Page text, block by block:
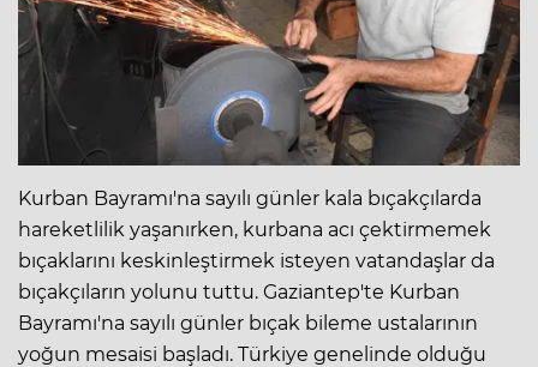
Kurban Bayramı'na sayılı günler kala bıçakçılarda
hareketlilik yaşanırken, kurbana acı çektirmemek
bıçaklarını keskinleştirmek isteyen vatandaşlar da
bıçakçıların yolunu tuttu. Gaziantep'te Kurban
Bayramı'na sayılı günler bıçak bileme ustalarının
yoğun mesaisi başladı. Türkiye genelinde olduğu